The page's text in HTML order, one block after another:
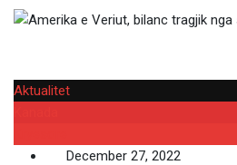
Aktualitet
December 27, 2022